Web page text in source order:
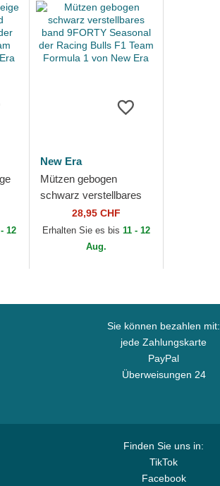
12
New Era
Mützen gebogen
schwarz verstellbares
band 9FORTY
Seasonal der Racing
Bulls F1 Team Formula
28,95 CHF
Erhalten Sie es bis 11 - 12
Aug.
Sie können bezahlen mit:
jede Zahlungskarte
PayPal
Überweisungen 24
Finden Sie uns in:
TikTok
Facebook